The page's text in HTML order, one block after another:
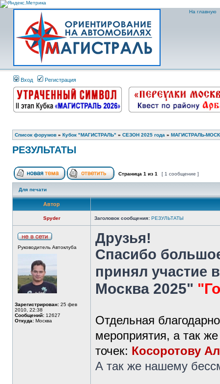
На главную
Вход Регистрация
Список форумов » Кубок "МАГИСТРАЛЬ" » СЕЗОН 2025 года » МАГИСТРАЛЬ-
РЕЗУЛЬТАТЫ
Страница 1 из 1 [ 1 сообщение ]
Для печати
Автор
Spyder Заголовок сообщения: РЕЗУЛЬТАТЫ
Руководитель Автоклуба
Зарегистрирован: 25 фев
2010, 22:38
Сообщений: 12627
Откуда: Москва
Друзья!
Спасибо
принял участие
Москва 2025"
Отдельная
мероприятия, а так
точек: Косоротову
А так же нашему